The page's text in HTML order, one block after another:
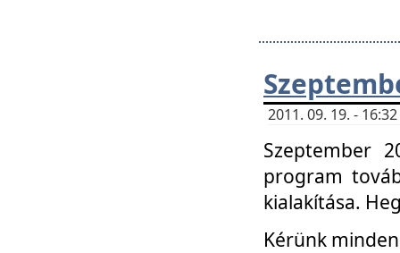
2011. 09. 19. -
Szeptember
program
kialakítása.
Kérünk